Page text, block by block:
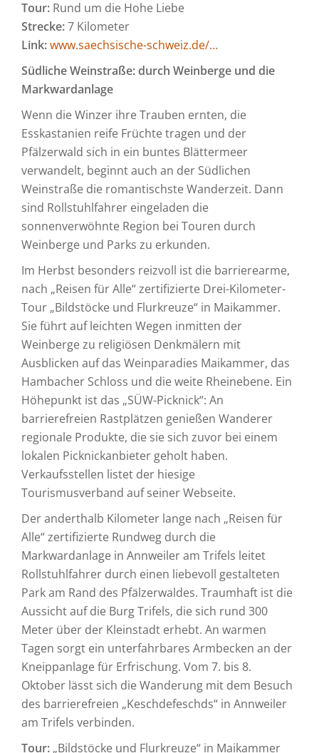
Tour: Rund um die Hohe Liebe
Strecke:7 Kilometer
Link:www.saechsische-schweiz.de/…
Südliche Weinstraße: durch Weinberge und die
Markwardanlage
Wenn die Winzer ihre Trauben ernten, die
Esskastanien reife Früchte tragen und der
Pfälzerwald sich in ein buntes Blättermeer
verwandelt, beginnt auch an der Südlichen
Weinstraße die romantischste Wanderzeit. Dann
sind Rollstuhlfahrer eingeladen die
sonnenverwöhnte Region bei Touren durch
Weinberge und Parks zu erkunden.
Im Herbst besonders reizvoll ist die barrierearme,
nach „Reisen für Alle“ zertifizierte Drei-Kilometer-
Tour „Bildstöcke und Flurkreuze“ in Maikammer.
Sie führt auf leichten Wegen inmitten der
Weinberge zu religiösen Denkmälern mit
Ausblicken auf das Weinparadies Maikammer, das
Hambacher Schloss und die weite Rheinebene. Ein
Höhepunkt ist das „SÜW-Picknick“: An
barrierefreien Rastplätzen genießen Wanderer
regionale Produkte, die sie sich zuvor bei einem
lokalen Picknickanbieter geholt haben.
Verkaufsstellen listet der hiesige
Tourismusverband auf seiner Webseite.
Der anderthalb Kilometer lange nach „Reisen für
Alle“ zertifizierte Rundweg durch die
Markwardanlage in Annweiler am Trifels leitet
Rollstuhlfahrer durch einen liebevoll gestalteten
Park am Rand des Pfälzerwaldes. Traumhaft ist die
Aussicht auf die Burg Trifels, die sich rund 300
Meter über der Kleinstadt erhebt. An warmen
Tagen sorgt ein unterfahrbares Armbecken an der
Kneippanlage für Erfrischung. Vom 7. bis 8.
Oktober lässt sich die Wanderung mit dem Besuch
des barrierefreien „Keschdefeschds“ in Annweiler
am Trifels verbinden.
Tour: „Bildstöcke und Flurkreuze“ in Maikammer